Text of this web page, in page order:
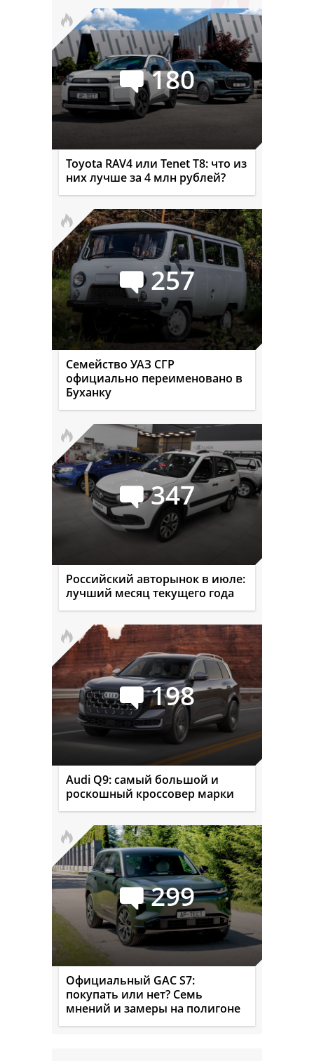
180
Toyota RAV4 или Tenet T8: что из
них лучше за 4 млн рублей?
257
Семейство УАЗ СГР
официально переименовано в
Буханку
347
Российский авторынок в июле:
лучший месяц текущего года
198
Audi Q9: самый большой и
роскошный кроссовер марки
299
Официальный GAC S7:
покупать или нет? Семь
мнений и замеры на полигоне